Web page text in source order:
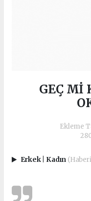
GEÇ Mİ
Ekleme
Erkek Kadın